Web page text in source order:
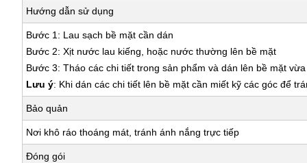
Hướng dẫn sử dụng
Bước 1: Lau sạch bề mặt cần dán
Bước 2: Xịt nước lau kiếng, hoặc nước thường lên bề mặt
Bước 3: Tháo các chi tiết trong sản phẩm và dán lên bề mặt
Lưu ý: Khi dán các chi tiết lên bề mặt cần miết kỹ các góc để
Bảo quản
Nơi khô ráo thoáng mát, tránh ánh nắng trực tiếp
Đóng gói